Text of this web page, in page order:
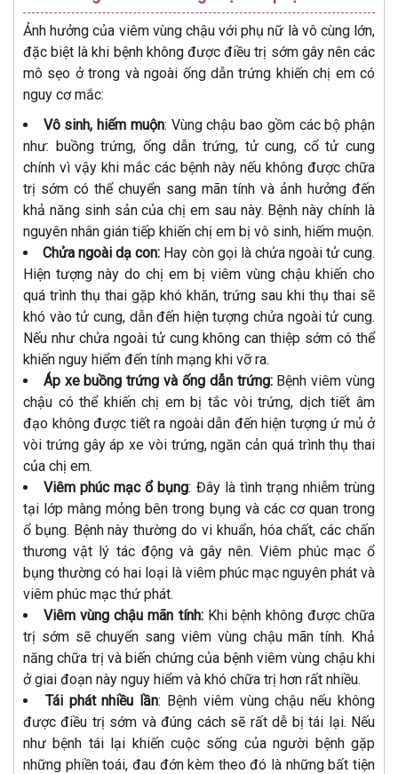
Ảnh hưởng của viêm vùng chậu với phụ nữ là vô cùng lớn,
đặc biệt là khi bệnh không được điều trị sớm gây nên các
mô sẹo ở trong và ngoài ống dẫn trứng khiến chị em có
nguy cơ mắc:
Vô sinh, hiếm muộn: Vùng chậu bao gồm các bộ phận
như: buồng trứng, ống dẫn trứng, tử cung, cổ tử cung
chính vì vậy khi mắc các bệnh này nếu không được chữa
trị sớm có thể chuyển sang mãn tính và ảnh hưởng đến
khả năng sinh sản của chị em sau này. Bệnh này chính là
nguyên nhân gián tiếp khiến chị em bị vô sinh, hiếm muộn.
Chửa ngoài dạ con: Hay còn gọi là chửa ngoài tử cung.
Hiện tượng này do chị em bị viêm vùng chậu khiến cho
quá trình thụ thai gặp khó khăn, trứng sau khi thụ thai sẽ
khó vào tử cung, dẫn đến hiện tượng chửa ngoài tử cung.
Nếu như chửa ngoài tử cung không can thiệp sớm có thể
khiến nguy hiểm đến tính mạng khi vỡ ra.
Áp xe buồng trứng và ống dẫn trứng:Bệnh viêm vùng
chậu có thể khiến chị em bị tắc vòi trứng, dịch tiết âm
đạo không được tiết ra ngoài dẫn đến hiện tượng ứ mủ ở
vòi trứng gây áp xe vòi trứng, ngăn cản quá trình thụ thai
của chị em.
Viêm phúc mạc ổ bụng: Đây là tình trạng nhiễm trùng
tại lớp màng mỏng bên trong bụng và các cơ quan trong
ổ bụng. Bệnh này thường do vi khuẩn, hóa chất, các chấn
thương vật lý tác động và gây nên. Viêm phúc mạc ổ
bụng thường có hai loại là viêm phúc mạc nguyên phát và
viêm phúc mạc thứ phát.
Viêm vùng chậu mãn tính:Khi bệnh không được chữa
trị sớm sẽ chuyển sang viêm vùng chậu mãn tính. Khả
năng chữa trị và biến chứng của bệnh viêm vùng chậu khi
ở giai đoạn này nguy hiểm và khó chữa trị hơn rất nhiều.
Tái phát nhiều lần: Bệnh viêm vùng chậu nếu không
được điều trị sớm và đúng cách sẽ rất dễ bị tái lại. Nếu
như bệnh tái lại khiến cuộc sống của người bệnh gặp
những phiền toái, đau đớn kèm theo đó là những bất tiện